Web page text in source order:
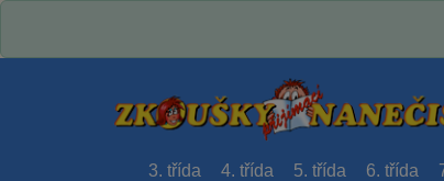
3. třída 4. třída 5. třída 6. třída